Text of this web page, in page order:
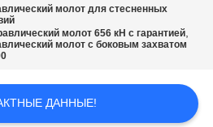
молот для стесненных
молот 656 кН с гарантией,
молот с боковым захватом
ДАННЫЕ!